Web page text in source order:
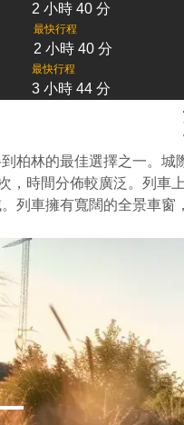
2 小時 40 分
最快行程
2 小時 40 分
最快行程
3 小時 44 分
柏林的最佳選擇之一。
，時間分佈較廣泛。列車
列車擁有寬闊的全景車